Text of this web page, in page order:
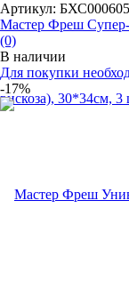
Артикул:
Мастер Фреш
(0)
В наличии
Для покупки
-17%